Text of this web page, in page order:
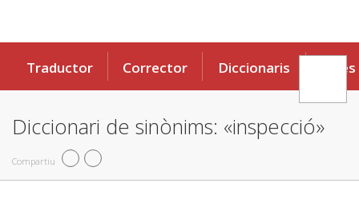
Traductor Corrector Diccionaris Eines
Diccionari de sinònims: «inspecció»
Compartiu